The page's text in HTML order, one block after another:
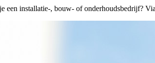
een installatie-, bouw- of onderhoudsbedrijf?